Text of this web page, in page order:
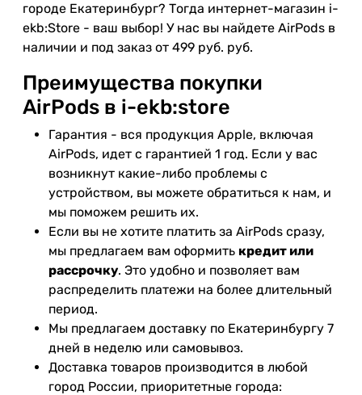
городе Екатеринбург? Тогда интернет-магазин i-
ekb:Store - ваш выбор! У нас вы найдете AirPods в
наличии и под заказ от 499 руб. руб.
Преимущества покупки
AirPods в i-ekb:store
Гарантия - вся продукция Apple, включая
AirPods, идет с гарантией 1 год. Если у вас
возникнут какие-либо проблемы с
устройством, вы можете обратиться к нам, и
мы поможем решить их.
Если вы не хотите платить за AirPods сразу,
мы предлагаем вам оформить кредит или
рассрочку. Это удобно и позволяет вам
распределить платежи на более длительный
период.
Мы предлагаем доставку по Екатеринбургу 7
дней в неделю или самовывоз.
Доставка товаров производится в любой
город России, приоритетные города: